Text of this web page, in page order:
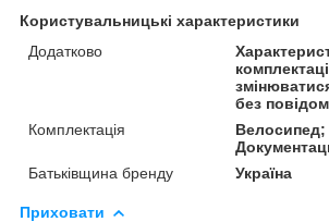
Користувальницькі характеристики
Додатково
без
Комплектація
Велосипед;
Батьківщина бренду
Україна
Приховати